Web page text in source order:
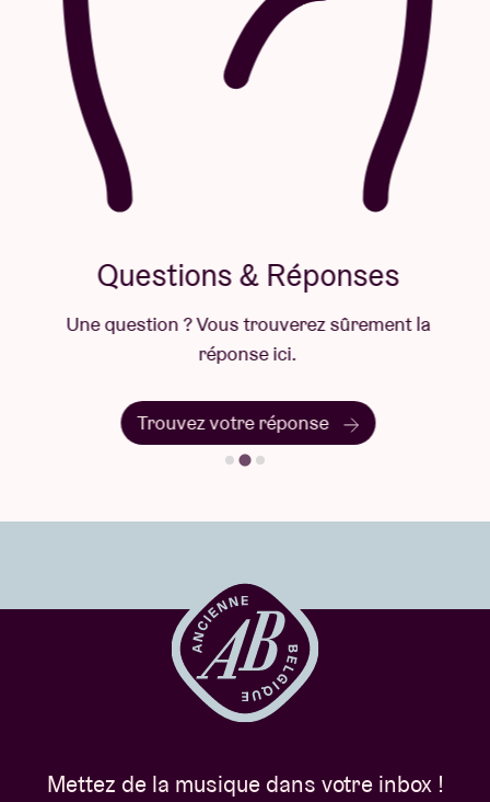
Questions & Réponses
Une question ? Vous trouverez sûrement la
réponse ici.
Trouvez votre réponse
Mettez de la musique dans votre inbox !